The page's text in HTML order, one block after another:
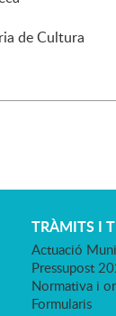
de Cultura
TRÀMITS I
Actuació
Pressupost
Normativa i
Formularis